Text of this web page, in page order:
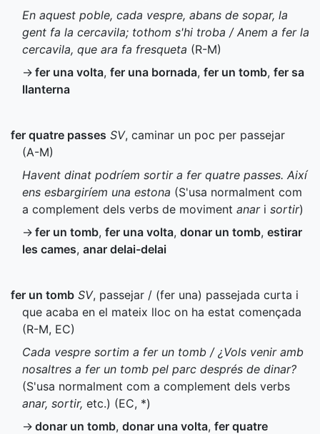
En aquest poble, cada vespre, abans de sopar, la
gent fa la cercavila; tothom s'hi troba / Anem a fer la
cercavila, que ara fa fresqueta (R-M)
→ fer una volta, fer una bornada, fer un tomb, fer sa
llanterna
fer quatre passes SV, caminar un poc per passejar
(A-M)
Havent dinat podríem sortir a fer quatre passes. Així
ens esbargiríem una estona (S'usa normalment com
a complement dels verbs de moviment anari sortir)
→ fer un tomb, fer una volta, donar un tomb, estirar
les cames, anar delai-delai
fer un tomb SV, passejar / (fer una) passejada curta i
que acaba en el mateix lloc on ha estat començada
(R-M, EC)
Cada vespre sortim a fer un tomb / ¿Vols venir amb
nosaltres a fer un tomb pel parc després de dinar?
(S'usa normalment com a complement dels verbs
anar, sortir, etc.) (EC, *)
→ donar un tomb, donar una volta, fer quatre